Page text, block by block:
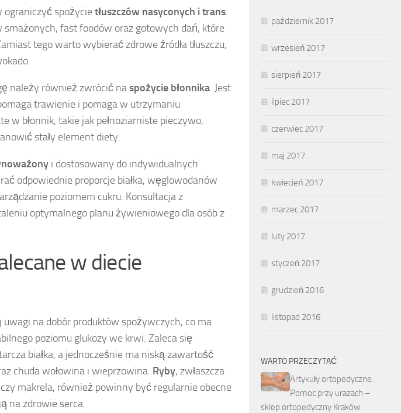
ograniczyć spożycietłuszczów nasyconych i trans.
fast foodów oraz gotowych dań, które
tego warto wybierać zdrowe źródła tłuszczu,
należy również zwrócić naspożycie błonnika. Jest
trawienie i pomaga w utrzymaniu
w błonnik, takie jak pełnoziarniste pieczywo,
stały element diety.
i dostosowany do indywidualnych
odpowiednie proporcje białka, węglowodanów
poziomem cukru. Konsultacja z
optymalnego planu żywieniowego dla osób z
w diecie
na dobór produktów spożywczych, co ma
poziomu glukozy we krwi. Zaleca się
białka, a jednocześnie ma niską zawartość
chuda wołowina i wieprzowina. Ryby, zwłaszcza
makrela, również powinny być regularnie obecne
na zdrowie serca.
październik 2017
wrzesień 2017
sierpień 2017
lipiec 2017
czerwiec 2017
maj 2017
kwiecień 2017
marzec 2017
luty 2017
styczeń 2017
grudzień 2016
listopad 2016
WARTO PRZECZYTAĆ
Artykuły ortopedyczne.
Pomoc przy urazach –
sklep ortopedyczny Kraków.